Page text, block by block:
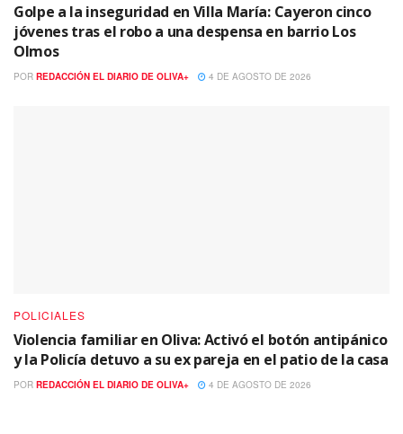
Golpe a la inseguridad en Villa María: Cayeron cinco
jóvenes tras el robo a una despensa en barrio Los
Olmos
POR REDACCIÓN EL DIARIO DE OLIVA+ 4 DE AGOSTO DE 2026
POLICIALES
Violencia familiar en Oliva: Activó el botón antipánico
y la Policía detuvo a su ex pareja en el patio de la casa
POR REDACCIÓN EL DIARIO DE OLIVA+ 4 DE AGOSTO DE 2026